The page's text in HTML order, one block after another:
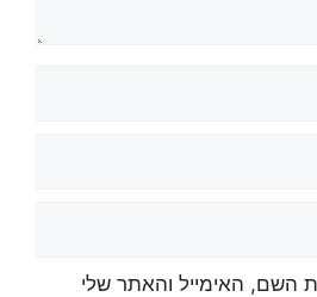
השם, האימייל והאתר שלי